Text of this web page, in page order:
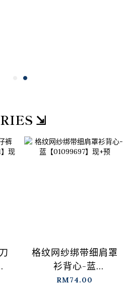
⇲
格纹网纱绑带细肩罩
衫背心-蓝
【01099697】现+预
RM74.00